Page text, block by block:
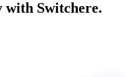
Switchere.